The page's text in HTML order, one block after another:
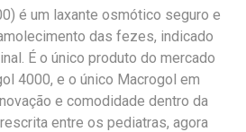
é um laxante osmótico seguro e
das fezes, indicado
É o único produto do mercado
4000, e o único Macrogol em
e comodidade dentro da
entre os pediatras, agora